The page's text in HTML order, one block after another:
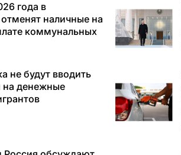
года в
наличные на
коммунальных
не будут вводить
на денежные